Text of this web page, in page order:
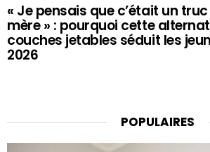
« Je pensais que c’était un
mère » : pourquoi cette
couches jetables séduit les
2026
POPULAIRES